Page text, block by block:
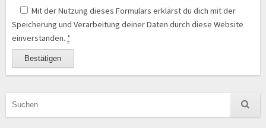
Mit der Nutzung dieses Formulars erklärst du dich mit der
Speicherung und Verarbeitung deiner Daten durch diese Website
einverstanden. *